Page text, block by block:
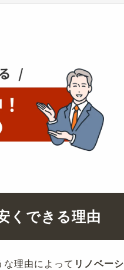
くできる理由
理由によって リノベーシ